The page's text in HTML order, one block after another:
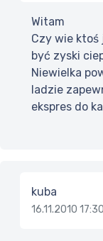
Witam
Czy wie
być zyski
Niewielka
ladzie
ekspres do
kuba
16.11.2010 17:30